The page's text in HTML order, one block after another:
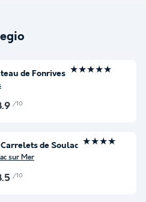
de Fonrives ★★★★★
/10
de Soulac ★★★★
sur Mer
/10